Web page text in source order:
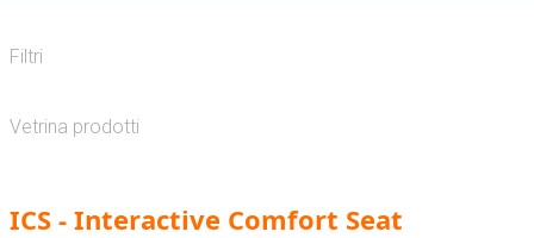
Filtri
Vetrina prodotti
ICS - Interactive Comfort Seat